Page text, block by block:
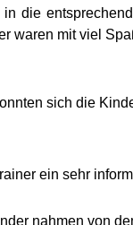
die
waren mit viel
sich die
ein sehr
nahmen von